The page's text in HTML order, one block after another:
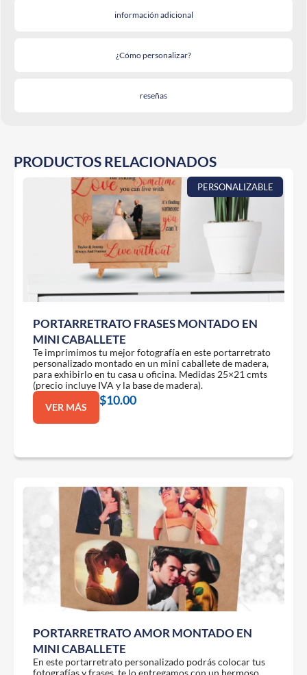
información adicional
¿Cómo personalizar?
reseñas
PRODUCTOS RELACIONADOS
PORTARRETRATO FRASES MONTADO EN
MINI CABALLETE
Te imprimimos tu mejor fotografía en este portarretrato
personalizado montado en un mini caballete de madera,
para exhibirlo en tu casa u oficina. Medidas 25×21 cmts
(precio incluye IVA y la base de madera).
VER MÁS
$10.00
PORTARRETRATO AMOR MONTADO EN
MINI CABALLETE
En este portarretrato personalizado podrás colocar tus
fotografías y frases, te lo entregamos con un hermoso